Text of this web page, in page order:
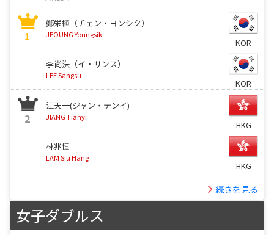
1
鄭栄植（チェン・ヨンシク）
JEOUNG Youngsik
KOR
李尚洙（イ・サンス）
LEE Sangsu
KOR
2
江天一(ジャン・テンイ)
JIANG Tianyi
HKG
林兆恒
LAM Siu Hang
HKG
続きを見る
女子ダブルス